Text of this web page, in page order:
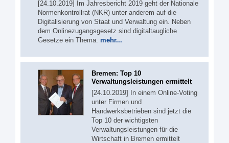
[24.10.2019] Im Jahresbericht 2019 geht der Nationale
Normenkontrollrat (NKR) unter anderem auf die
Digitalisierung von Staat und Verwaltung ein. Neben
dem Onlinezugangsgesetz sind digitaltaugliche
Gesetze ein Thema. mehr...
Bremen: Top 10
Verwaltungsleistungen ermittelt
[24.10.2019] In einem Online-Voting
unter Firmen und
Handwerksbetrieben sind jetzt die
Top 10 der wichtigsten
Verwaltungsleistungen für die
Wirtschaft in Bremen ermittelt